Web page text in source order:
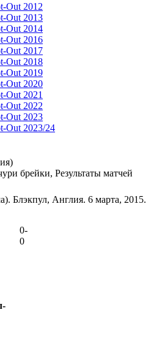
Out 2012
Out 2013
Out 2014
Out 2016
Out 2017
Out 2018
Out 2019
Out 2020
Out 2021
Out 2022
Out 2023
Out 2023/24
брейки, Результаты матчей
Блэкпул, Англия. 6 марта, 2015.
0-
0